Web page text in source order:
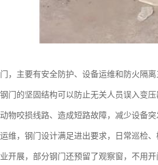
，主要有安全防护、设备运维和防火隔离
门的坚固结构可以防止无关人员误入变
物咬损线路、造成短路故障，减少设备突
维，钢门设计满足进出要求，日常巡检
开展，部分钢门还预留了观察窗，不用